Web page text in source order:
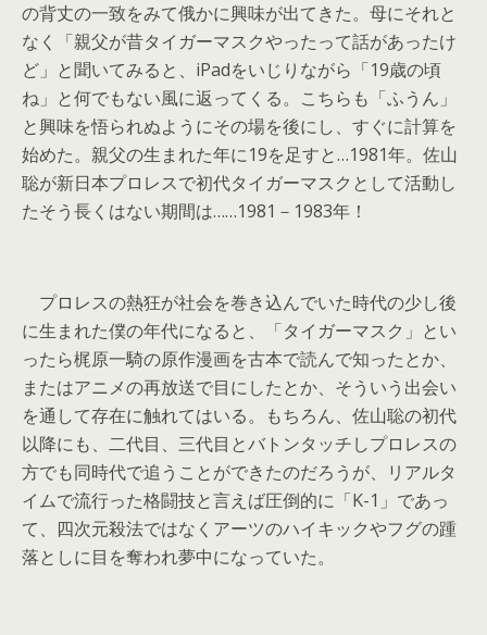
の背丈の一致をみて俄かに興味が出てきた。母にそれと
なく「親父が昔タイガーマスクやったって話があったけ
ど」と聞いてみると、iPadをいじりながら「19歳の頃
ね」と何でもない風に返ってくる。こちらも「ふうん」
と興味を悟られぬようにその場を後にし、すぐに計算を
始めた。親父の生まれた年に19を足すと…1981年。佐山
聡が新日本プロレスで初代タイガーマスクとして活動し
たそう長くはない期間は……1981－1983年！
プロレスの熱狂が社会を巻き込んでいた時代の少し後
に生まれた僕の年代になると、「タイガーマスク」とい
ったら梶原一騎の原作漫画を古本で読んで知ったとか、
またはアニメの再放送で目にしたとか、そういう出会い
を通して存在に触れてはいる。もちろん、佐山聡の初代
以降にも、二代目、三代目とバトンタッチしプロレスの
方でも同時代で追うことができたのだろうが、リアルタ
イムで流行った格闘技と言えば圧倒的に「K-1」であっ
て、四次元殺法ではなくアーツのハイキックやフグの踵
落としに目を奪われ夢中になっていた。